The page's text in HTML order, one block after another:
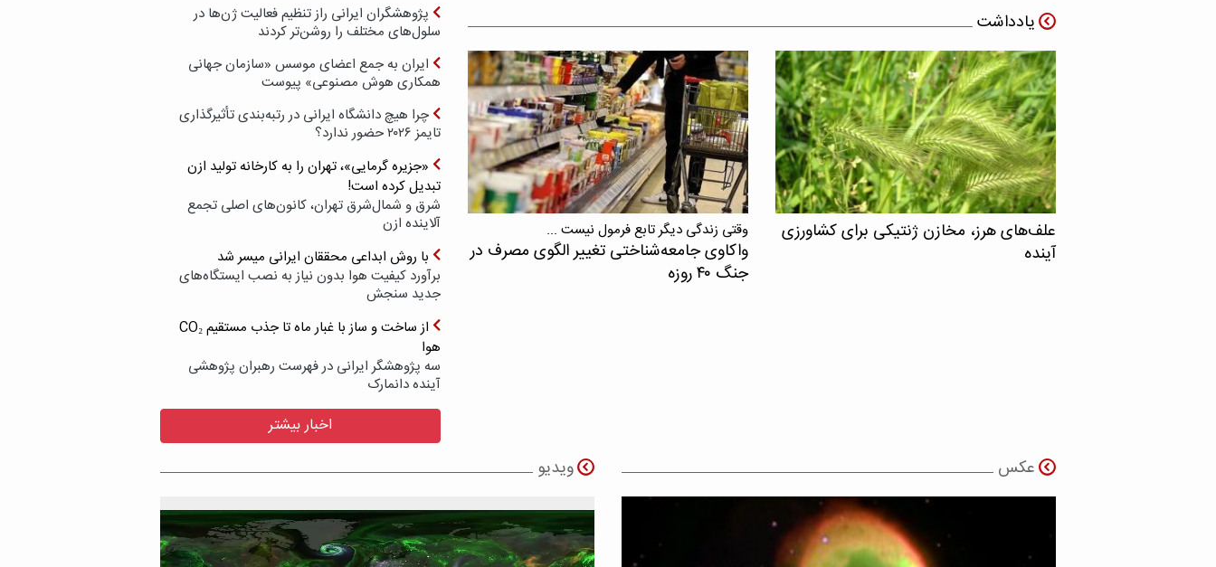
یادداشت
علف‌های هرز، مخازن ژنتیکی برای کشاورزی
آینده
وقتی زندگی دیگر تابع فرمول نیست ...
واکاوی جامعه‌شناختی تغییر الگوی مصرف در
جنگ ۴۰ روزه
پژوهشگران ایرانی راز تنظیم فعالیت ژن‌ها در
سلول‌های مختلف را روشن‌تر کردند
ایران به جمع اعضای موسس «سازمان جهانی
همکاری هوش مصنوعی» پیوست
چرا هیچ دانشگاه ایرانی در رتبه‌بندی تأثیرگذاری
تایمز ۲۰۲۶ حضور ندارد؟
«جزیره گرمایی»، تهران را به کارخانه تولید ازن
تبدیل کرده است!
شرق و شمال‌شرق تهران، کانون‌های اصلی تجمع
آلاینده ازن
با روش ابداعی محققان ایرانی میسر شد
برآورد کیفیت هوا بدون نیاز به نصب ایستگاه‌های
جدید سنجش
از ساخت و ساز با غبار ماه تا جذب مستقیم CO₂
هوا
سه پژوهشگر ایرانی در فهرست رهبران پژوهشی
آینده دانمارک
اخبار بیشتر
عکس ویدیو